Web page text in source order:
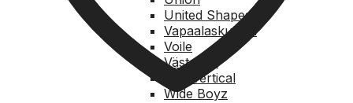
United Shapes
Vapaalaskukirja
Voile
Västervik
Y&Y Vertical
Wide Boyz